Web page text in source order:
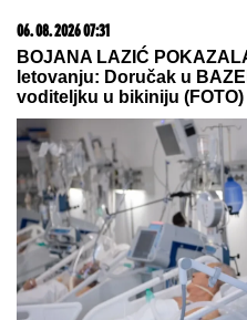
23. 07. 2026 12:47
Letnje večeri u gradu više
Zašto sve više ljudi bira
pretvori u druženje